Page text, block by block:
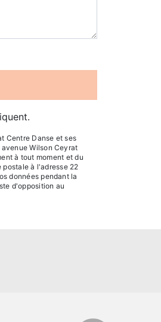
Centre Danse et ses
Wilson Ceyrat
à tout moment et du
postale à l'adresse 22
données pendant la
d'opposition au